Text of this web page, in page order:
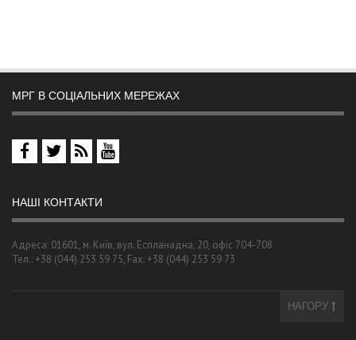
МРГ В СОЦІАЛЬНИХ МЕРЕЖАХ
НАШІ КОНТАКТИ
Адреса: 01601, м. Київ, вул. Еспланадна, 20, офіс 704-708
Тел.: +38 (044) 253 59 75, Fax: +38 (044) 253 59 73
НАГОРУ